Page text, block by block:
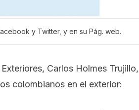
y Twitter, y en su Pág. web.
Carlos Holmes Trujillo,
colombianos en el exterior: